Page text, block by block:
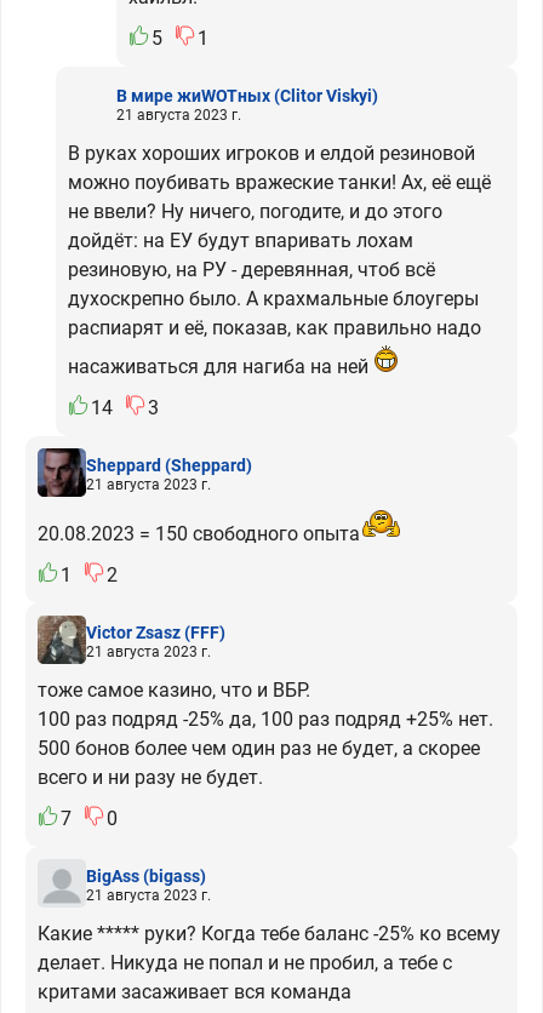
5
1
В мире жиWOTных(Clitor Viskyi)
21 августа 2023 г.
В руках хороших игроков и елдой резиновой
можно поубивать вражеские танки! Ах, её ещё
не ввели? Ну ничего, погодите, и до этого
дойдёт: на ЕУ будут впаривать лохам
резиновую, на РУ - деревянная, чтоб всё
духоскрепно было. А крахмальные блоугеры
распиарят и её, показав, как правильно надо
насаживаться для нагиба на ней
14
3
Sheppard(Sheppard)
21 августа 2023 г.
20.08.2023 = 150 свободного опыта
1
2
Victor Zsasz(FFF)
21 августа 2023 г.
тоже самое казино, что и ВБР.
100 раз подряд -25% да, 100 раз подряд +25% нет.
500 бонов более чем один раз не будет, а скорее
всего и ни разу не будет.
7
0
BigAss(bigass)
21 августа 2023 г.
Какие ***** руки? Когда тебе баланс -25% ко всему
делает. Никуда не попал и не пробил, а тебе с
критами засаживает вся команда